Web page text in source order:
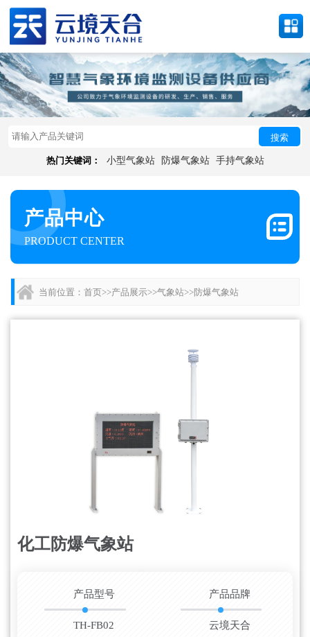
搜索
热门关键词： 小型气象站 防爆气象站 手持气象站
产品中心
PRODUCT CENTER
当前位置： 首页>>产品展示>>气象站>>防爆气象站
化工防爆气象站
产品型号
TH-FB02
产品品牌
云境天合